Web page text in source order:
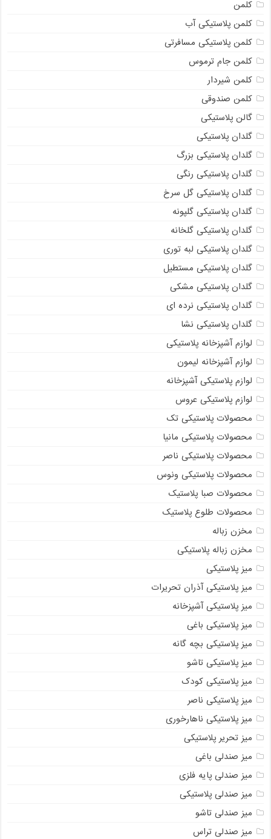
کلمن
کلمن پلاستیکی آب
کلمن پلاستیکی مسافرتی
کلمن جام ترموس
کلمن شیردار
کلمن صندوقی
گالن پلاستیکی
گلدان پلاستیکی
گلدان پلاستیکی بزرگ
گلدان پلاستیکی رنگی
گلدان پلاستیکی گل سرخ
گلدان پلاستیکی گلپونه
گلدان پلاستیکی گلخانه
گلدان پلاستیکی لبه توری
گلدان پلاستیکی مستطیل
گلدان پلاستیکی مشکی
گلدان پلاستیکی نرده ای
گلدان پلاستیکی نشا
لوازم آشپزخانه پلاستیکی
لوازم آشپزخانه لیمون
لوازم پلاستیکی آشپزخانه
لوازم پلاستیکی عروس
محصولات پلاستیکی تک
محصولات پلاستیکی مانیا
محصولات پلاستیکی ناصر
محصولات پلاستیکی ونوس
محصولات صبا پلاستیک
محصولات طلوع پلاستیک
مخزن زباله
مخزن زباله پلاستیکی
میز پلاستیکی
میز پلاستیکی آذران تحریرات
میز پلاستیکی آشپزخانه
میز پلاستیکی باغی
میز پلاستیکی بچه گانه
میز پلاستیکی تاشو
میز پلاستیکی کودک
میز پلاستیکی ناصر
میز پلاستیکی ناهارخوری
میز تحریر پلاستیکی
میز صندلی باغی
میز صندلی پایه فلزی
میز صندلی پلاستیکی
میز صندلی تاشو
میز صندلی تراس